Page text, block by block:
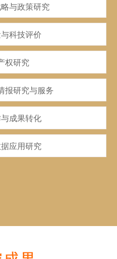
与政策研究
科技评价
权研究
报研究与服务
成果转化
应用研究